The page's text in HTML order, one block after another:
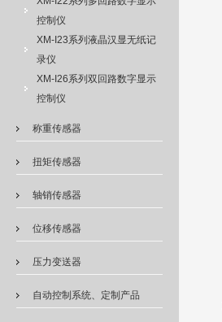
控制仪
XM-I23系列液晶汉显无纸记
录仪
XM-I26系列双回路数字显示
控制仪
称重传感器
扭矩传感器
轴销传感器
位移传感器
压力变送器
自动控制系统、定制产品